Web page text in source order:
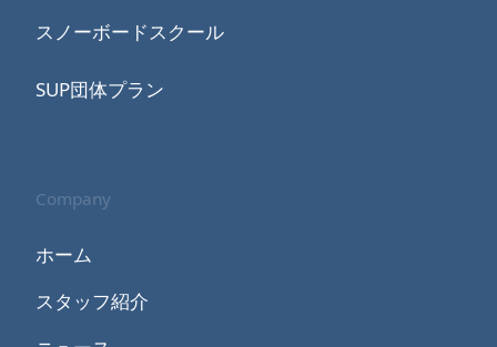
スノーボードスクール
SUP団体プラン
Company
ホーム
スタッフ紹介